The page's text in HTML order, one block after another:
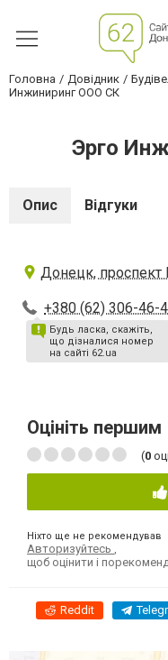
Головна Довідник
Инжиниринг ООО СК
Эрго
Опис Відгуки
Донецк, проспект
+380 (62) 306-46-
Будь ласка, скажіть,
що дізналися номер
на сайті 62.ua
Оцініть першим
(0
Ніхто ще не рекомендував
Авторизуйтесь
щоб оцінити і
Reddit